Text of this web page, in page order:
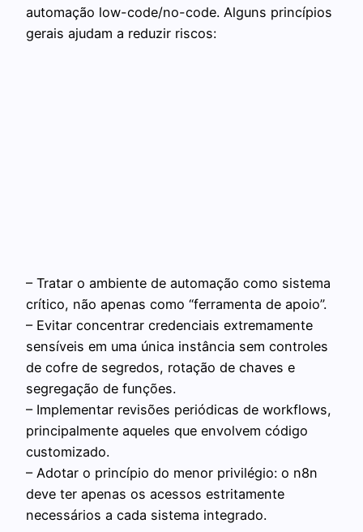
automação low-code/no-code. Alguns princípios
gerais ajudam a reduzir riscos:
– Tratar o ambiente de automação como sistema
crítico, não apenas como “ferramenta de apoio”.
– Evitar concentrar credenciais extremamente
sensíveis em uma única instância sem controles
de cofre de segredos, rotação de chaves e
segregação de funções.
– Implementar revisões periódicas de workflows,
principalmente aqueles que envolvem código
customizado.
– Adotar o princípio do menor privilégio: o n8n
deve ter apenas os acessos estritamente
necessários a cada sistema integrado.